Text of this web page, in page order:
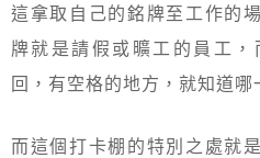
這拿取自己的銘牌至工作的
牌就是請假或曠工的員工
回，有空格的地方，就知道哪
而這個打卡棚的特別之處就